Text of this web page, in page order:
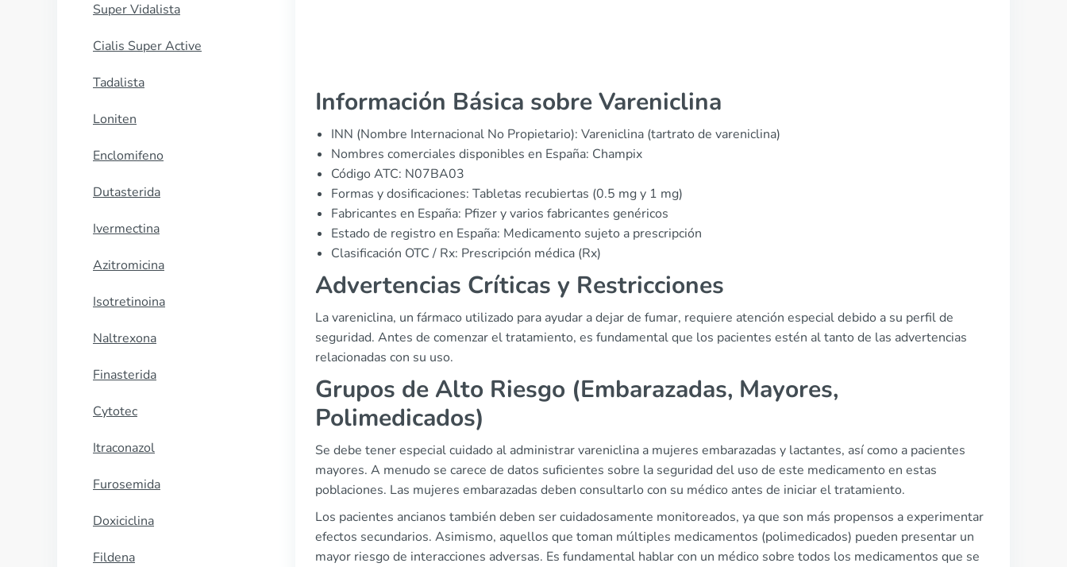
Super Vidalista
Cialis Super Active
Tadalista
Loniten
Enclomifeno
Dutasterida
Ivermectina
Azitromicina
Isotretinoina
Naltrexona
Finasterida
Cytotec
Itraconazol
Furosemida
Doxiciclina
Fildena
Información Básica sobre Vareniclina
INN (Nombre Internacional No Propietario): Vareniclina (tartrato de vareniclina)
Nombres comerciales disponibles en España: Champix
Código ATC: N07BA03
Formas y dosificaciones: Tabletas recubiertas (0.5 mg y 1 mg)
Fabricantes en España: Pfizer y varios fabricantes genéricos
Estado de registro en España: Medicamento sujeto a prescripción
Clasificación OTC / Rx: Prescripción médica (Rx)
Advertencias Críticas y Restricciones
La vareniclina, un fármaco utilizado para ayudar a dejar de fumar, requiere atención especial debido a su perfil de
seguridad. Antes de comenzar el tratamiento, es fundamental que los pacientes estén al tanto de las advertencias
relacionadas con su uso.
Grupos de Alto Riesgo (Embarazadas, Mayores,
Polimedicados)
Se debe tener especial cuidado al administrar vareniclina a mujeres embarazadas y lactantes, así como a pacientes
mayores. A menudo se carece de datos suficientes sobre la seguridad del uso de este medicamento en estas
poblaciones. Las mujeres embarazadas deben consultarlo con su médico antes de iniciar el tratamiento.
Los pacientes ancianos también deben ser cuidadosamente monitoreados, ya que son más propensos a experimentar
efectos secundarios. Asimismo, aquellos que toman múltiples medicamentos (polimedicados) pueden presentar un
mayor riesgo de interacciones adversas. Es fundamental hablar con un médico sobre todos los medicamentos que se